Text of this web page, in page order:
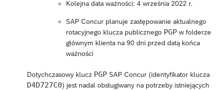
Kolejna data ważności: 4 września 2022 r.
SAP Concur planuje zastępowanie aktualnego
rotacyjnego klucza publicznego PGP w folderze
głównym klienta na 90 dni przed datą końca
ważności
Dotychczasowy klucz PGP SAP Concur (identyfikator klucza
D4D727C0) jest nadal obsługiwany na potrzeby istniejących